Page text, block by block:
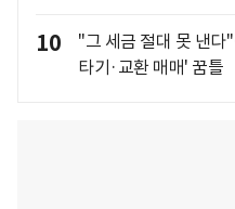
10
"그 세금 절대 못 낸
타기·교환 매매' 꿈틀